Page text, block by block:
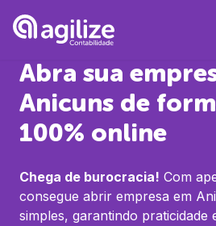
Abra sua
Anicuns de
100% online
Chega de burocracia! Com
consegue abrir empresa em
simples, garantindo praticidade